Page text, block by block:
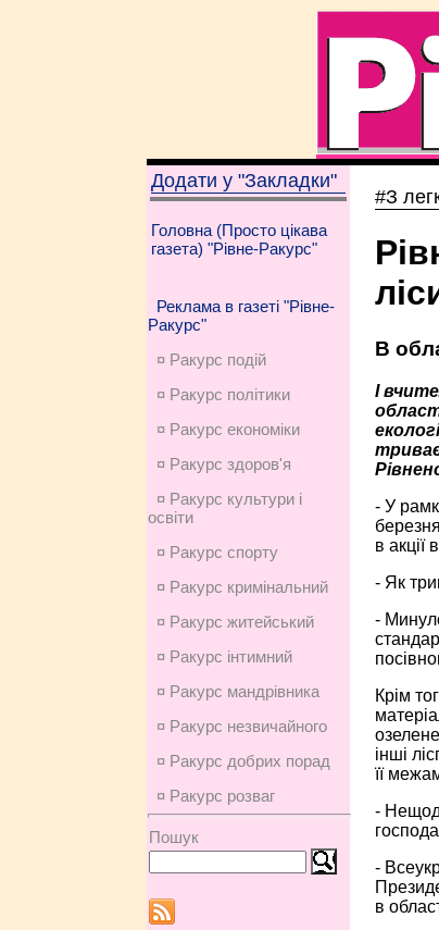
Додати у "Закладки"
Головна (Просто цікава
газета) "Рівне-Ракурс"
Реклама в газеті "Рівне-
Ракурс"
¤ Ракурс подій
¤ Ракурс політики
¤ Ракурс економiки
¤ Ракурс здоров'я
¤ Ракурс культури і
освіти
¤ Ракурс спорту
¤ Ракурс кримінальний
¤ Ракурс житейський
¤ Ракурс інтимний
¤ Ракурс мандрівника
¤ Ракурс незвичайного
¤ Ракурс добрих порад
¤ Ракурс розваг
Пошук
#З
В
І
- У
в акції
- Як
-
Крім
інші
її
-
-
в